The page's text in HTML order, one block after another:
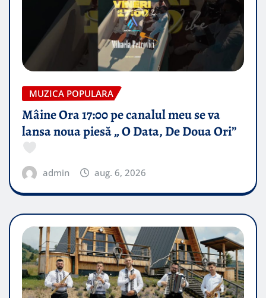
MUZICA POPULARA
Mâine Ora 17:00 pe canalul meu se va
lansa noua piesă „ O Data, De Doua Ori”
admin aug. 6, 2026